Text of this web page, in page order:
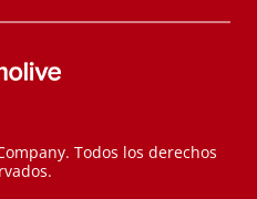
Todos los derechos